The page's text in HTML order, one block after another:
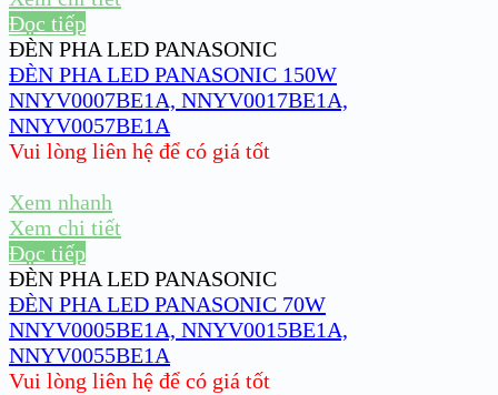
Đọc tiếp
ĐÈN PHA LED PANASONIC
ĐÈN PHA LED PANASONIC 150W
NNYV0007BE1A, NNYV0017BE1A,
NNYV0057BE1A
Vui lòng liên hệ để có giá tốt
Xem nhanh
Xem chi tiết
Đọc tiếp
ĐÈN PHA LED PANASONIC
ĐÈN PHA LED PANASONIC 70W
NNYV0005BE1A, NNYV0015BE1A,
NNYV0055BE1A
Vui lòng liên hệ để có giá tốt